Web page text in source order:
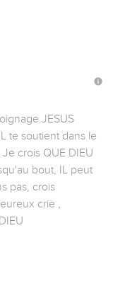
te soutient dans le
crois QUE DIEU
bout, IL peut
pas, crois
crie ,